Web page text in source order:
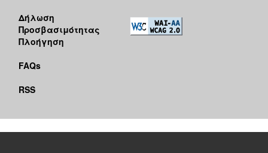
Δήλωση
Προσβασιμότητας
Πλοήγηση
FAQs
RSS